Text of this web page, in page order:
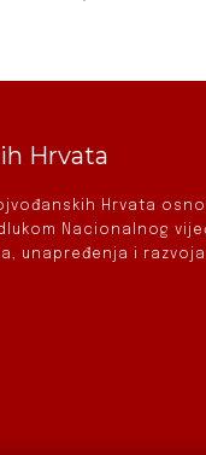
Hrvata
Hrvata
Nacionalnog
unapređenja i